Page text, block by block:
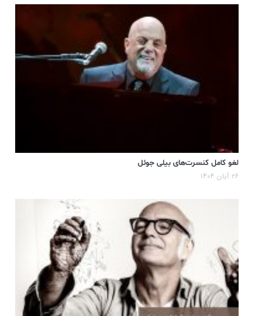
لغو کامل کنسرت‌های بیلی جوئل
۲۶ آبان ۱۴۰۴